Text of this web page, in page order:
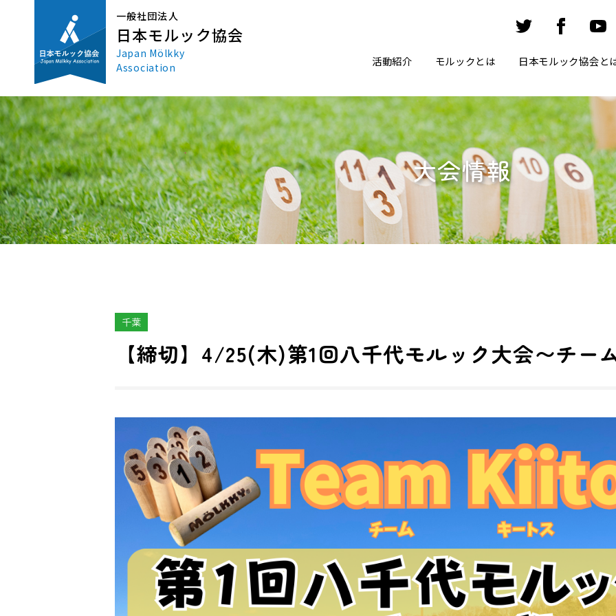
一般社団法人
日本モルック協会
Japan Mölkky
Association
活動紹介 モルックとは 日本モルック協会と
大会情報
千葉
【締切】4/25(木)第1回八千代モルック大会〜チー